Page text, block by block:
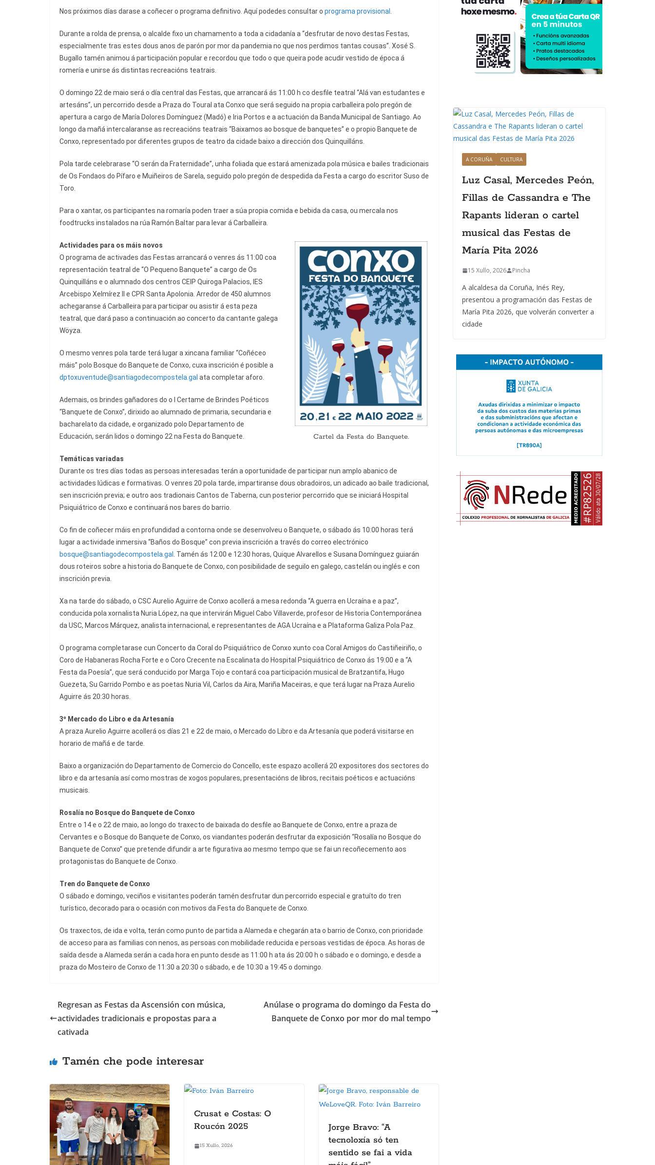
Nos próximos días darase a coñecer o programa definitivo. Aquí podedes consultar o programa provisional.
Durante a rolda de prensa, o alcalde fixo un chamamento a toda a cidadanía a “desfrutar de novo destas Festas,
especialmente tras estes dous anos de parón por mor da pandemia no que nos perdimos tantas cousas”. Xosé S.
Bugallo tamén animou á participación popular e recordou que todo o que queira pode acudir vestido de época á
romería e unirse ás distintas recreacións teatrais.
O domingo 22 de maio será o día central das Festas, que arrancará ás 11:00 h co desfile teatral “Alá van estudantes e
artesáns”, un percorrido desde a Praza do Toural ata Conxo que será seguido na propia carballeira polo pregón de
apertura a cargo de María Dolores Domínguez (Madó) e Iria Portos e a actuación da Banda Municipal de Santiago. Ao
longo da mañá intercalaranse as recreacións teatrais “Baixamos ao bosque de banquetes” e o propio Banquete de
Conxo, representado por diferentes grupos de teatro da cidade baixo a dirección dos Quinquilláns.
Pola tarde celebrarase “O serán da Fraternidade”, unha foliada que estará amenizada pola música e bailes tradicionais
de Os Fondaos do Pífaro e Muiñeiros de Sarela, seguido polo pregón de despedida da Festa a cargo do escritor Suso de
Toro.
Para o xantar, os participantes na romaría poden traer a súa propia comida e bebida da casa, ou mercala nos
foodtrucks instalados na rúa Ramón Baltar para levar á Carballeira.
Cartel da Festa do Banquete.
Actividades para os máis novos
O programa de activades das Festas arrancará o venres ás 11:00 coa
representación teatral de “O Pequeno Banquete” a cargo de Os
Quinquilláns e o alumnado dos centros CEIP Quiroga Palacios, IES
Arcebispo Xelmírez II e CPR Santa Apolonia. Arredor de 450 alumnos
achegaranse á Carballeira para participar ou asistir á esta peza
teatral, que dará paso a continuación ao concerto da cantante galega
Wöyza.
O mesmo venres pola tarde terá lugar a xincana familiar “Coñéceo
máis” polo Bosque do Banquete de Conxo, cuxa inscrición é posible a
dptoxuventude@santiagodecompostela.gal ata completar aforo.
Ademais, os brindes gañadores do o I Certame de Brindes Poéticos
“Banquete de Conxo”, dirixido ao alumnado de primaria, secundaria e
bacharelato da cidade, e organizado polo Departamento de
Educación, serán lidos o domingo 22 na Festa do Banquete.
Temáticas variadas
Durante os tres días todas as persoas interesadas terán a oportunidade de participar nun amplo abanico de
actividades lúdicas e formativas. O venres 20 pola tarde, impartiranse dous obradoiros, un adicado ao baile tradicional,
sen inscrición previa; e outro aos tradionais Cantos de Taberna, cun posterior percorrido que se iniciará Hospital
Psiquiátrico de Conxo e continuará nos bares do barrio.
Co fin de coñecer máis en profundidad a contorna onde se desenvolveu o Banquete, o sábado ás 10:00 horas terá
lugar a actividade inmersiva “Baños do Bosque” con previa inscrición a través do correo electrónico
bosque@santiagodecompostela.gal
. Tamén ás 12:00 e 12:30 horas, Quique Alvarellos e Susana Domínguez guiarán
dous roteiros sobre a historia do Banquete de Conxo, con posibilidade de seguilo en galego, castelán ou inglés e con
inscrición previa.
Xa na tarde do sábado, o CSC Aurelio Aguirre de Conxo acollerá a mesa redonda “A guerra en Ucraína e a paz”,
conducida pola xornalista Nuria López, na que intervirán Miguel Cabo Villaverde, profesor de Historia Contemporánea
da USC, Marcos Márquez, analista internacional, e representantes de AGA Ucraína e a Plataforma Galiza Pola Paz.
O programa completarase cun Concerto da Coral do Psiquiátrico de Conxo xunto coa Coral Amigos do Castiñeiriño, o
Coro de Habaneras Rocha Forte e o Coro Crecente na Escalinata do Hospital Psiquiátrico de Conxo ás 19:00 e a “A
Festa da Poesía”, que será conducido por Marga Tojo e contará coa participación musical de Bratzantifa, Hugo
Guezeta, Su Garrido Pombo e as poetas Nuria Vil, Carlos da Aira, Mariña Maceiras, e que terá lugar na Praza Aurelio
Aguirre ás 20:30 horas.
3º Mercado do Libro e da Artesanía
A praza Aurelio Aguirre acollerá os días 21 e 22 de maio, o Mercado do Libro e da Artesanía que poderá visitarse en
horario de mañá e de tarde.
Baixo a organización do Departamento de Comercio do Concello, este espazo acollerá 20 expositores dos sectores do
libro e da artesanía así como mostras de xogos populares, presentacións de libros, recitais poéticos e actuacións
musicais.
Rosalía no Bosque do Banquete de Conxo
Entre o 14 e o 22 de maio, ao longo do traxecto de baixada do desfile ao Banquete de Conxo, entre a praza de
Cervantes e o Bosque do Banquete de Conxo, os viandantes poderán desfrutar da exposición “Rosalía no Bosque do
Banquete de Conxo” que pretende difundir a arte figurativa ao mesmo tempo que se fai un recoñecemento aos
protagonistas do Banquete de Conxo.
Tren do Banquete de Conxo
O sábado e domingo, veciños e visitantes poderán tamén desfrutar dun percorrido especial e gratuíto do tren
turístico, decorado para o ocasión con motivos da Festa do Banquete de Conxo.
Os traxectos, de ida e volta, terán como punto de partida a Alameda e chegarán ata o barrio de Conxo, con prioridade
de acceso para as familias con nenos, as persoas con mobilidade reducida e persoas vestidas de época. As horas de
saída desde a Alameda serán a cada hora en punto desde as 11:00 h ata ás 20:00 h o sábado e o domingo, e desde a
praza do Mosteiro de Conxo de 11:30 a 20:30 o sábado, e de 10:30 a 19:45 o domingo.
Regresan as Festas da Ascensión con música,
actividades tradicionais e propostas para a
cativada
Anúlase o programa do domingo da Festa do
Banquete de Conxo por mor do mal tempo
Tamén che pode interesar
Crusat e Costas: O
Roucón 2025
15 Xullo, 2026
Jorge Bravo: “A
tecnoloxía só ten
sentido se fai a vida
A CORUÑA CULTURA
Luz Casal, Mercedes Peón,
Fillas de Cassandra e The
Rapants lideran o cartel
musical das Festas de
María Pita 2026
15 Xullo, 2026 Pincha
A alcaldesa da Coruña, Inés Rey,
presentou a programación das Festas de
María Pita 2026, que volverán converter a
cidade